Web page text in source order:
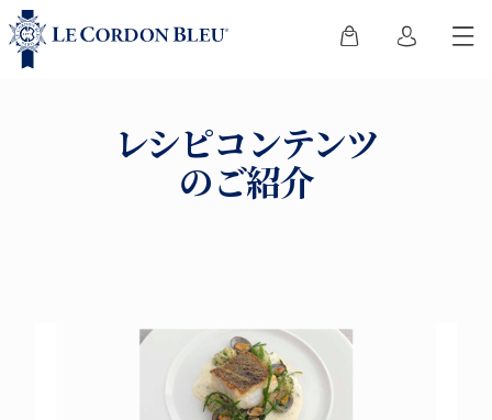
レシピコンテンツ
のご紹介